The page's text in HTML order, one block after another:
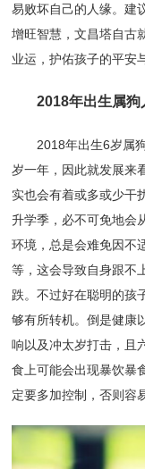
易败坏自己的人缘。建
增旺智慧，文昌塔自古
业运，护佑孩子的平安
2018年出生属
2018年出生6岁属狗
岁一年，因此就发展来
实也会有着或多或少干
升学季，必不可免地会
环境，总是会难免因不
等，这会导致自身跟不
跌。不过好在聪明的孩
够有所转机。倒是健康
响以及冲太岁打击，且
食上可能会出现暴饮暴
定要多加控制，否则容